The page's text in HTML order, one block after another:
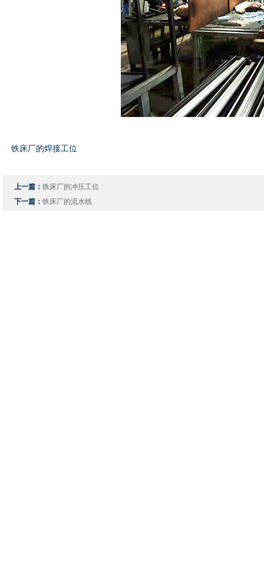
铁床厂的焊接工位
上一篇： 铁床厂的冲压工位
下一篇： 铁床厂的流水线